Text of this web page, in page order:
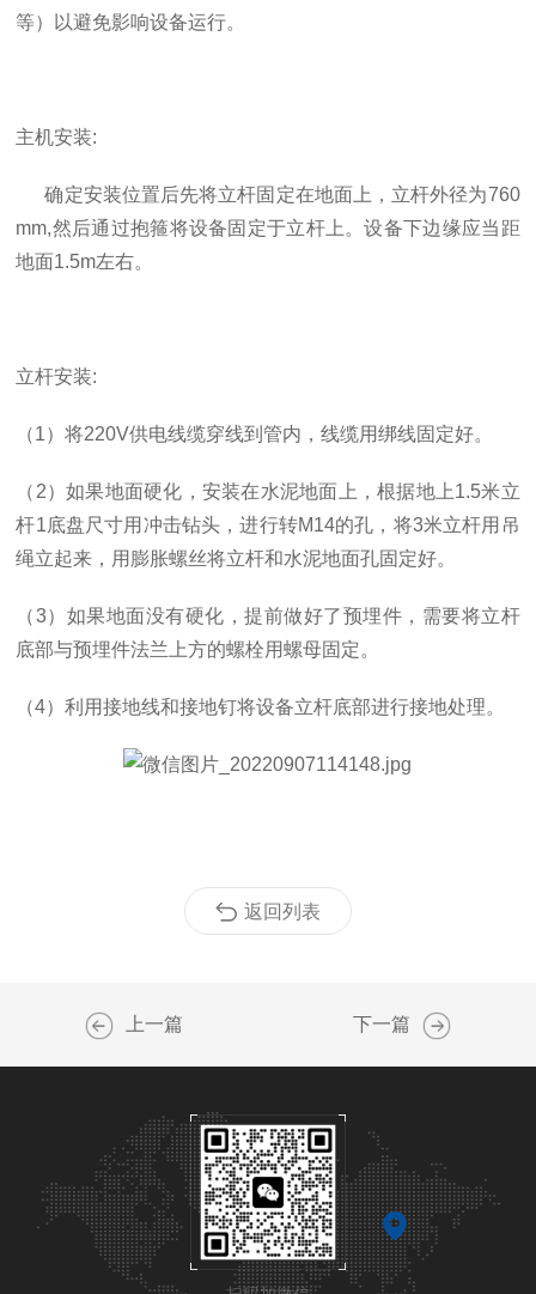
等）以避免影响设备运行。
主机安装:
确定安装位置后先将立杆固定在地面上，立杆外径为760
mm,然后通过抱箍将设备固定于立杆上。设备下边缘应当距
地面1.5m左右。
立杆安装:
（1）将220V供电线缆穿线到管内，线缆用绑线固定好。
（ 2）如果地面硬化，安装在水泥地面上，根据地上1.5米立
杆1底盘尺寸用冲击钻头，进行转M14的孔，将3米立杆用吊
绳立起来，用膨胀螺丝将立杆和水泥地面孔固定好。
（3）如果地面没有硬化，提前做好了预埋件，需要将立杆
底部与预埋件法兰上方的螺栓用螺母固定。
（4）利用接地线和接地钉将设备立杆底部进行接地处理。
返回列表
上一篇 下一篇